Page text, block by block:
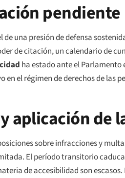
pendiente
de una presión de defensa
de citación, un calendario de
ha estado ante el Parlamento
el régimen de derechos de las
aplicación de
sobre infracciones y
El período transitorio
de accesibilidad son